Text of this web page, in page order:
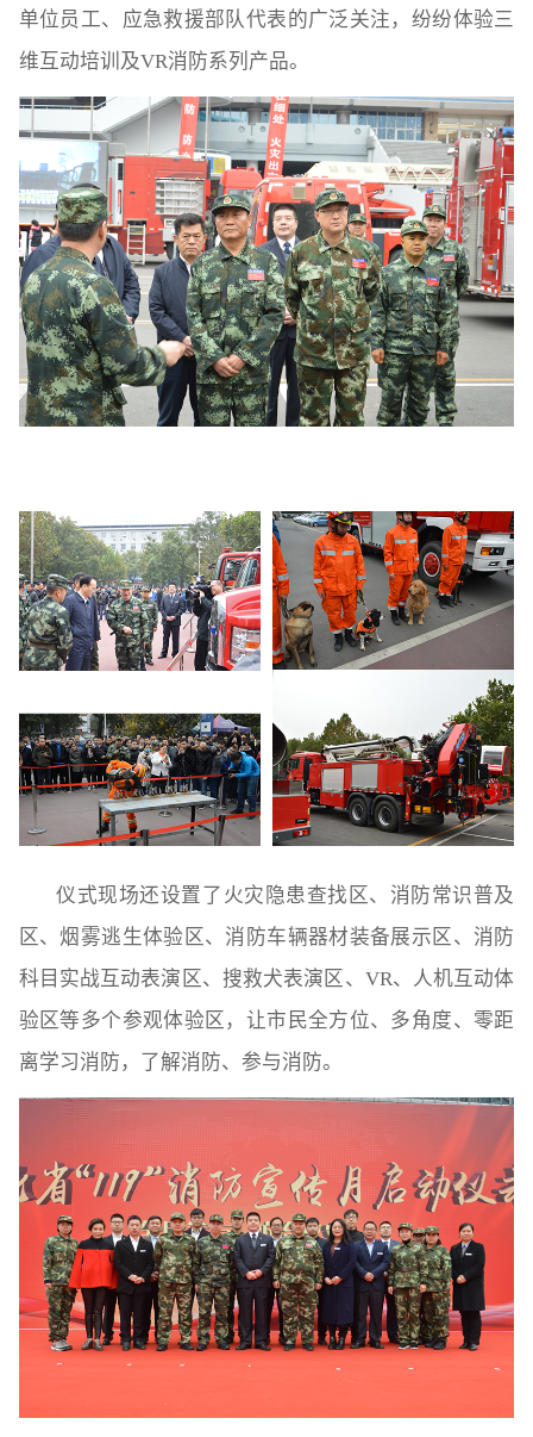
单位员工、应急救援部队代表的广泛关注，纷纷体验三
维互动培训及VR消防系列产品。
仪式现场还设置了火灾隐患查找区、消防常识普及
区、烟雾逃生体验区、消防车辆器材装备展示区、消防
科目实战互动表演区、搜救犬表演区、VR、人机互动体
验区等多个参观体验区，让市民全方位、多角度、零距
离学习消防，了解消防、参与消防。